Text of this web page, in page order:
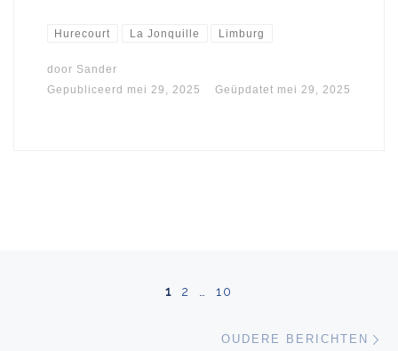
Hurecourt La Jonquille Limburg
door Sander
Gepubliceerd mei 29, 2025 Geüpdatet mei 29, 2025
Berichten navigatie
1 2 10
OUDERE BERICHTEN